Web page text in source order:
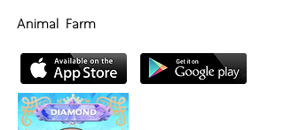
Animal Farm